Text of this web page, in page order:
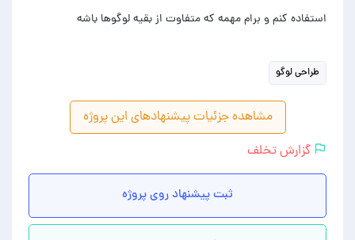
استفاده کنم و برام مهمه که متفاوت از بقیه لوگوها باشه
طراحی لوگو
مشاهده جزئیات پیشنهادهای این پروژه
گزارش تخلف
ثبت پیشنهاد روی پروژه